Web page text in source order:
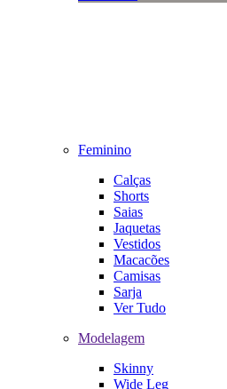
Feminino
Calças
Shorts
Saias
Jaquetas
Vestidos
Macacões
Camisas
Sarja
Ver Tudo
Modelagem
Skinny
Wide Leg